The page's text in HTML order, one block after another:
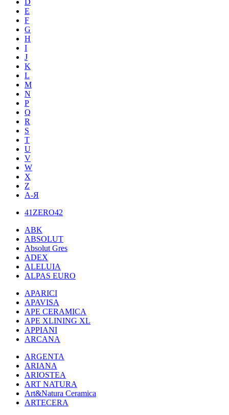
D
E
F
G
H
I
J
K
L
M
N
P
Q
R
S
T
U
V
W
X
Z
А-Я
41ZERO42
ABK
ABSOLUT
Absolut Gres
ADEX
ALELUIA
ALPAS EURO
APARICI
APAVISA
APE CERAMICA
APE XLINING XL
APPIANI
ARCANA
ARGENTA
ARIANA
ARIOSTEA
ART NATURA
Art&Natura Ceramica
ARTECERA